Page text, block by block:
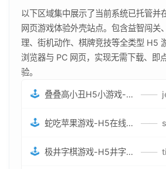
以下区域集中展示了当前系统已托管并
网页游戏体验外壳站点。包含益智闯关
理、街机动作、棋牌竞技等全类型 H5
浏览器与 PC 网页，实现无需下载、即
验。
🕹️ 叠叠高小丑H5小游戏-刺激游戏叠叠高小丑竞技赛-网页在线叠叠高小丑闯关游戏 ——
🕹️ 蛇吃苹果游戏-H5在线蛇吃苹果网页游戏-有趣休闲游戏 ——
🕹️ 极井字棋游戏-H5井字棋免费游戏-在线闯关变身超人打怪兽井字棋游戏 ——